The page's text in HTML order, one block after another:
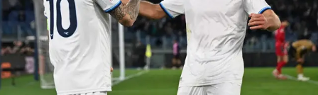
Serie A
Champions League
Europa League